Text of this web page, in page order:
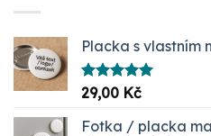
Placka s vlastním
Hodnocení
5.00
29,00 Kč
Fotka / placka